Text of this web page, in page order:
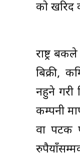
को खरिद
राष्ट्र
बिक्री,
नहुने गरी
कम्पनी
वा पटक